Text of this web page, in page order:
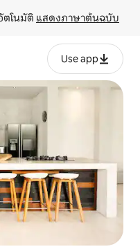
ตโนมัติ แสดงภาษาต้นฉบับ
Use app